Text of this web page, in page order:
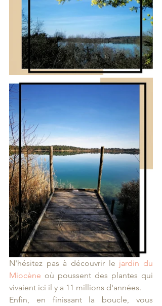
N'hésitez pas à découvrir le jardin du
Miocène où poussent des plantes qui
vivaient ici il y a 11 millions d'années.
Enfin, en finissant la boucle, vous